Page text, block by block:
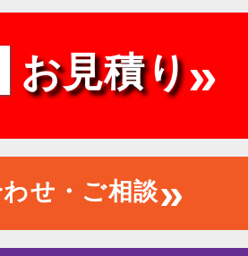
お見積り»
せ・ご相談»